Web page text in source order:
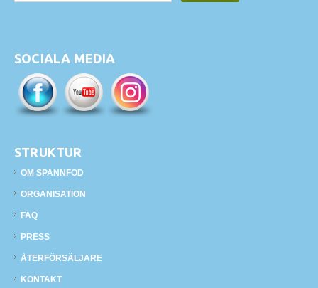
SOCIALA MEDIA
STRUKTUR
OM SPANNFOD
ORGANISATION
FAQ
PRESS
ÅTERFÖRSÄLJARE
KONTAKT